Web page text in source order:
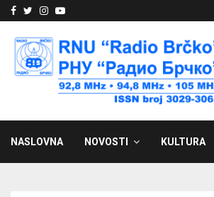
Facebook
Twitter
Instagram
Youtube
NASLOVNA NOVOSTI KULTURA